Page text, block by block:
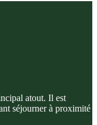
atout. Il est
séjourner à proximité